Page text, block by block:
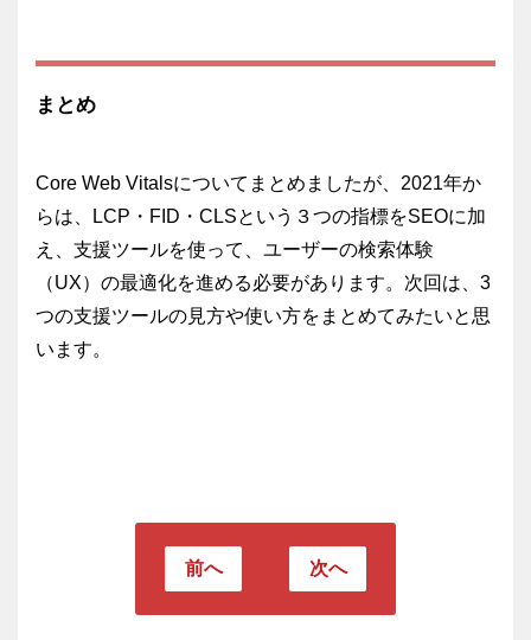
まとめ
Core Web Vitalsについてまとめましたが、2021年か
らは、LCP・FID・CLSという３つの指標をSEOに加
え、支援ツールを使って、ユーザーの検索体験
（UX）の最適化を進める必要があります。次回は、3
つの支援ツールの見方や使い方をまとめてみたいと思
います。
前へ 次へ